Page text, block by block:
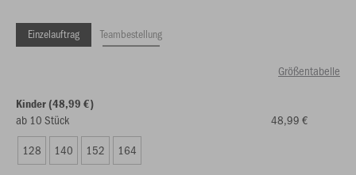
Einzelauftrag Teambestellung
Größentabelle
Kinder (48,99 €)
ab 10 Stück
48,99 €
128
140 152 164